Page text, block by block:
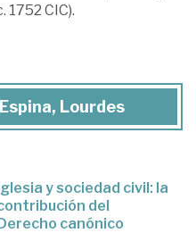
1752 CIC).
Lourdes
y sociedad civil: la
del
canónico